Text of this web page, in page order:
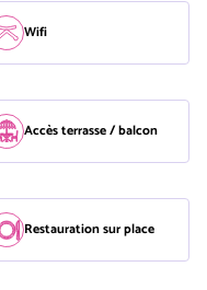
Wifi
Accès terrasse / balcon
Restauration sur place